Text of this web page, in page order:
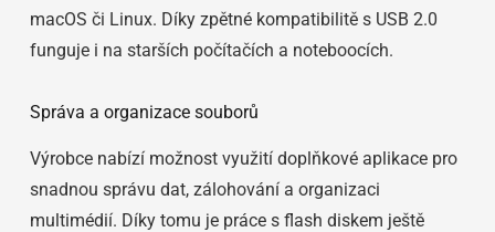
macOS či Linux. Díky zpětné kompatibilitě s USB 2.0
funguje i na starších počítačích a noteboocích.
Správa a organizace souborů
Výrobce nabízí možnost využití doplňkové aplikace pro
snadnou správu dat, zálohování a organizaci
multimédií. Díky tomu je práce s flash diskem ještě